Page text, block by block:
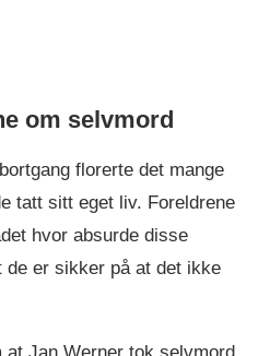
om selvmord
florerte det mange
tatt sitt eget liv. Foreldrene
hvor absurde disse
de er sikker på at det ikke